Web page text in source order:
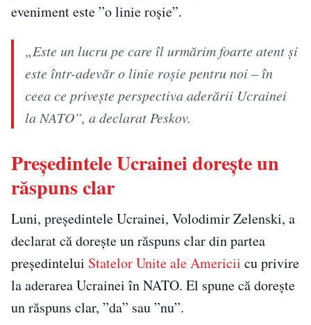
eveniment este ”o linie roșie”.
„Este un lucru pe care îl urmărim foarte atent şi
este într-adevăr o linie roşie pentru noi – în
ceea ce priveşte perspectiva aderării Ucrainei
la NATO”, a declarat Peskov.
Președintele Ucrainei dorește un
răspuns clar
Luni, președintele Ucrainei, Volodimir Zelenski, a
declarat că dorește un răspuns clar din partea
președintelui Statelor Unite ale Americii cu privire
la aderarea Ucrainei în NATO. El spune că dorește
un răspuns clar, ”da” sau ”nu”.